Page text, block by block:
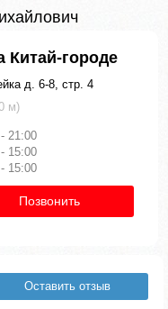
Китай-городе
д. 6-8, стр. 4
м)
21:00
15:00
15:00
Позвонить
Оставить отзыв